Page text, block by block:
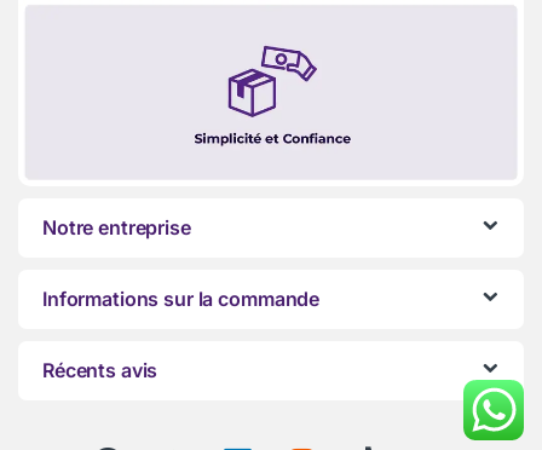
Notre entreprise
Informations sur la commande
Récents avis